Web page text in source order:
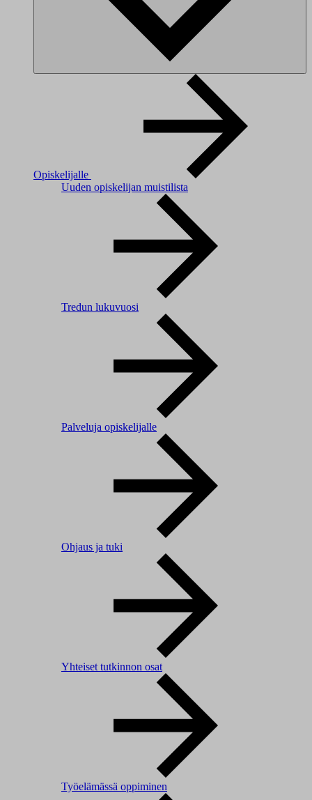
Opiskelijalle
Uuden opiskelijan muistilista
Tredun lukuvuosi
Palveluja opiskelijalle
Ohjaus ja tuki
Yhteiset tutkinnon osat
Työelämässä oppiminen